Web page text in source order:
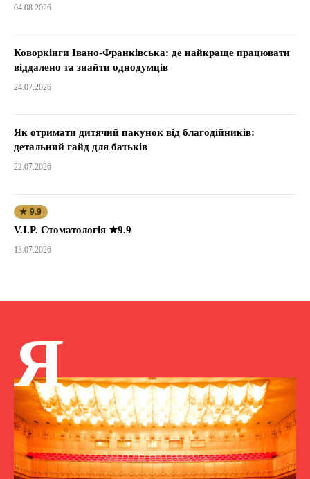
04.08.2026
Коворкінги Івано-Франківська: де найкраще працювати
віддалено та знайти однодумців
24.07.2026
Як отримати дитячий пакунок від благодійників:
детальний гайд для батьків
22.07.2026
★ 9.9
V.I.P. Стоматологія ★9.9
13.07.2026
Я